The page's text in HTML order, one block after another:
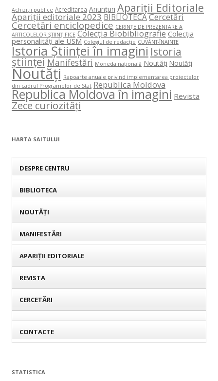
Achiziții publice Acreditarea Anunțuri Apariții Editoriale
Apariții editoriale 2023 BIBLIOTECACercetări
Cercetări enciclopedice CERINŢE DE PREZENTARE A
ARTICOLELOR ŞTIINŢIFICE Colecția Biobibliografie Colecția
personalități ale USM Colegiul de redacție CUVÂNT-ÎNAINTE
Istoria Științei în imagini Istoria
științei Manifestări Moneda națională Noutăți Noutăți
Noutăți Rapoarte anuale privind implementarea proiectelor
din cadrul Programelor de Stat Republica Moldova
Republica Moldova în imagini Revista
Zece curiozități
HARTA SAITULUI
DESPRE CENTRU
BIBLIOTECA
NOUTĂȚI
MANIFESTĂRI
APARIȚII EDITORIALE
REVISTA
CERCETĂRI
CONTACTE
STATISTICA